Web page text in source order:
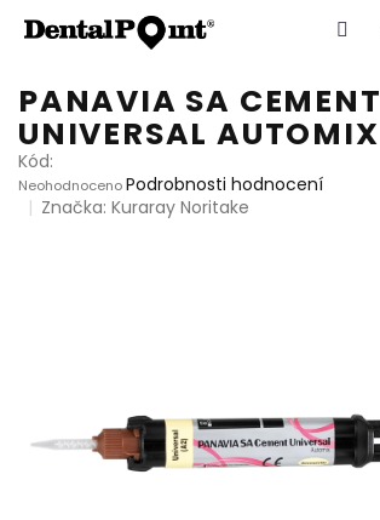
obsah
PANAVIA SA CEMENT
UNIVERSAL AUTOMIX
Kód:
Průměrné
hodnocení
NeohodnocenoPodrobnosti hodnocení
Značka:Kuraray Noritake